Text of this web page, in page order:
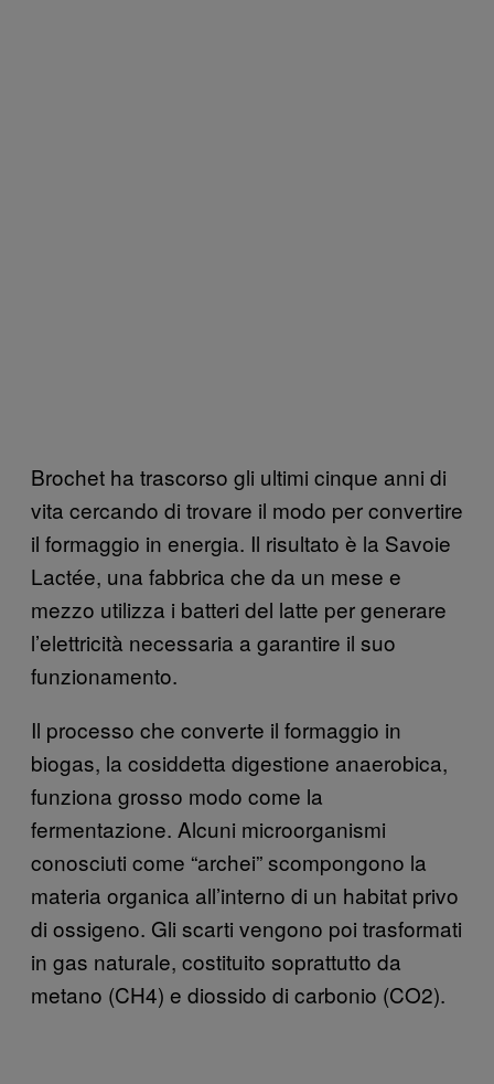
Brochet ha trascorso gli ultimi cinque anni di
vita cercando di trovare il modo per convertire
il formaggio in energia. Il risultato è la Savoie
Lactée, una fabbrica che da un mese e
mezzo utilizza i batteri del latte per generare
l’elettricità necessaria a garantire il suo
funzionamento.
Il processo che converte il formaggio in
biogas, la cosiddetta digestione anaerobica,
funziona grosso modo come la
fermentazione. Alcuni microorganismi
conosciuti come “archei” scompongono la
materia organica all’interno di un habitat privo
di ossigeno. Gli scarti vengono poi trasformati
in gas naturale, costituito soprattutto da
metano (CH4) e diossido di carbonio (CO2).